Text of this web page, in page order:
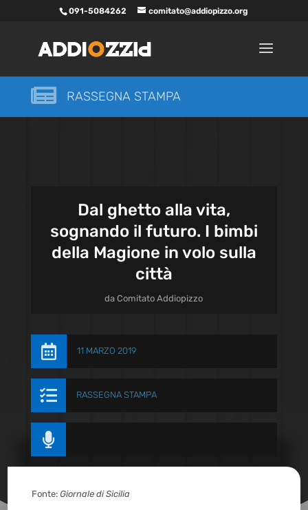
091-5084262 comitato@addiopizzo.org
 RASSEGNA STAMPA
Dal ghetto alla vita,
sognando il futuro. I bimbi
della Magione in volo sulla
città
daComitato Addiopizzo
 11 MARZO 2019
 RASSEGNA STAMPA

Fonte:Giornale di Sicilia